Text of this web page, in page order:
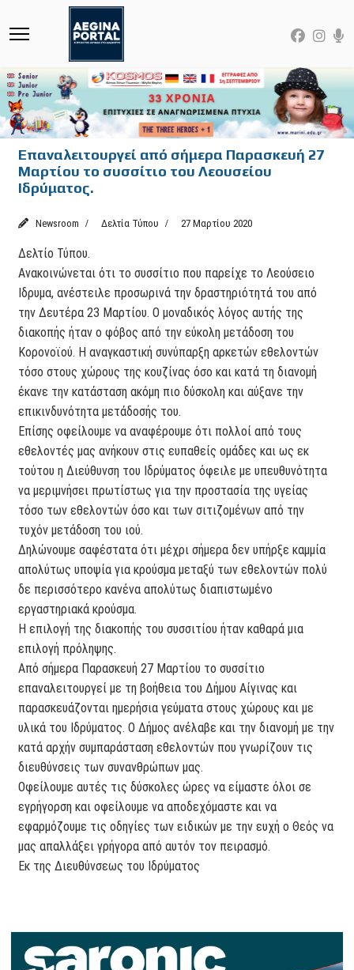
Επαναλειτουργεί από σήμερα Παρασκευή 27
Μαρτίου το συσσίτιο του Λεουσείου
Ιδρύματος.
Newsroom Δελτία Τύπου 27 Μαρτίου 2020
Δελτίο Τύπου.
Ανακοινώνεται ότι το συσσίτιο που παρείχε το Λεούσειο
Ιδρυμα, ανέστειλε προσωρινά την δραστηριότητά του από
την Δευτέρα 23 Μαρτίου. Ο μοναδικός λόγος αυτής της
διακοπής ήταν ο φόβος από την εύκολη μετάδοση του
Κορονοϊού. Η αναγκαστική συνύπαρξη αρκετών εθελοντών
τόσο στους χώρους της κουζίνας όσο και κατά τη διανομή
έκανε την κατάσταση ακόμη πιο δύσκολη και αύξανε την
επικινδυνότητα μετάδοσής του.
Επίσης οφείλουμε να αναφέρουμε ότι πολλοί από τους
εθελοντές μας ανήκουν στις ευπαθείς ομάδες και ως εκ
τούτου η Διεύθυνση του Ιδρύματος όφειλε με υπευθυνότητα
να μεριμνήσει πρωτίστως για την προστασία της υγείας
τόσο των εθελοντών όσο και των σιτιζομένων από την
τυχόν μετάδοση του ιού.
Δηλώνουμε σαφέστατα ότι μέχρι σήμερα δεν υπήρξε καμμία
απολύτως υποψία για κρούσμα μεταξύ των εθελοντών πολύ
δε περισσότερο κανένα απολύτως διαπιστωμένο
εργαστηριακά κρούσμα.
Η επιλογή της διακοπής του συσσιτίου ήταν καθαρά μια
επιλογή πρόληψης.
Από σήμερα Παρασκευή 27 Μαρτίου το συσσίτιο
επαναλειτουργεί με τη βοήθεια του Δήμου Αίγινας και
παρασκευάζονται ημερήσια γεύματα στους χώρους και με
υλικά του Ιδρύματος. Ο Δήμος ανέλαβε και την διανομή με την
κατά αρχήν συμπαράσταση εθελοντών που γνωρίζουν τις
διευθύνσεις των συνανθρώπων μας.
Οφείλουμε αυτές τις δύσκολες ώρες να είμαστε όλοι σε
εγρήγορση και οφείλουμε να αποδεχόμαστε και να
εφαρμόζουμε τις οδηγίες των ειδικών με την ευχή ο Θεός να
μας απαλλάξει γρήγορα από αυτόν τον πειρασμό.
Εκ της Διευθύνσεως του Ιδρύματος